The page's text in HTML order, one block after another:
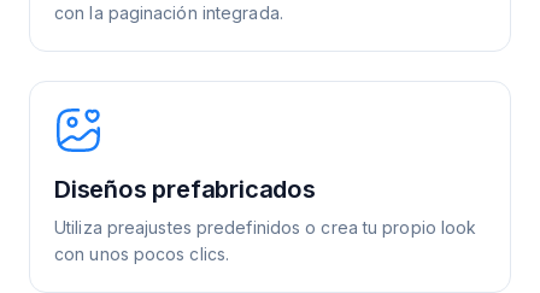
con la paginación integrada.
Diseños prefabricados
Utiliza preajustes predefinidos o crea tu propio look
con unos pocos clics.